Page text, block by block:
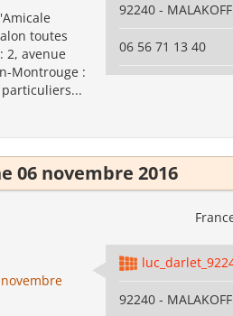
toutes
2, avenue
Montrouge :
92240 - MALAKOFF
06 56 71 13 40
06 novembre 2016
92240 - MALAKOFF